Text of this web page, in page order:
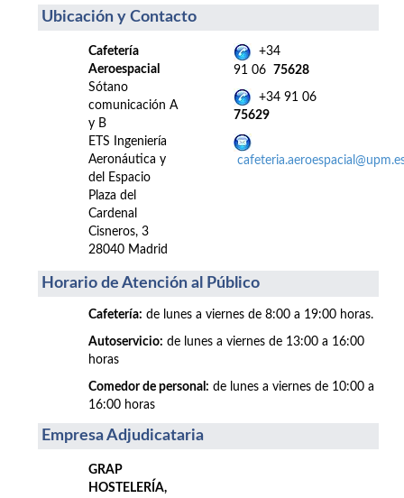
Ubicación y Contacto
Cafetería
Aeroespacial
Sótano
comunicación A
y B
ETS Ingeniería
Aeronáutica y
del Espacio
Plaza del
Cardenal
Cisneros, 3
28040 Madrid
+34
91 06 75628
+34 91 06
75629
Horario de Atención al Público
Cafetería: de lunes a viernes de 8:00 a 19:00 horas.
Autoservicio: de lunes a viernes de 13:00 a 16:00
horas
Comedor de personal: de lunes a viernes de 10:00 a
16:00 horas
Empresa Adjudicataria
GRAP
HOSTELERÍA,